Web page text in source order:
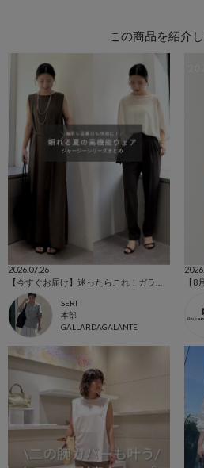
この商品を紹介
2026.07.26
SERI
本部
GALLARDAGALANTE